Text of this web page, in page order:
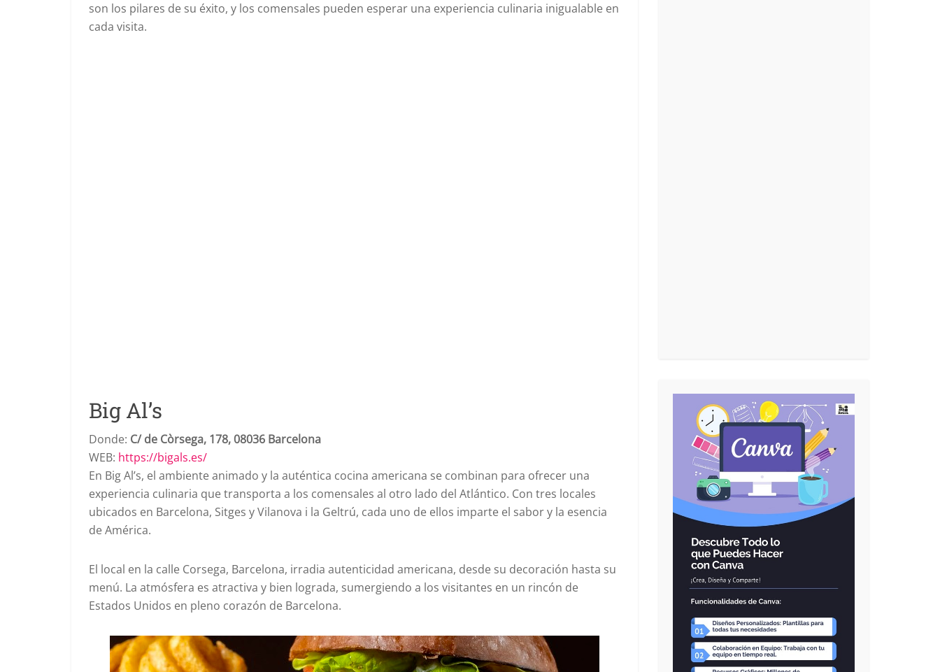
son los pilares de su éxito, y los comensales pueden esperar una experiencia culinaria inigualable en
cada visita.
Big Al’s
Donde: C/ de Còrsega, 178, 08036 Barcelona
WEB: https://bigals.es/
En Big Al’s, el ambiente animado y la auténtica cocina americana se combinan para ofrecer una
experiencia culinaria que transporta a los comensales al otro lado del Atlántico. Con tres locales
ubicados en Barcelona, Sitges y Vilanova i la Geltrú, cada uno de ellos imparte el sabor y la esencia
de América.
El local en la calle Corsega, Barcelona, irradia autenticidad americana, desde su decoración hasta su
menú. La atmósfera es atractiva y bien lograda, sumergiendo a los visitantes en un rincón de
Estados Unidos en pleno corazón de Barcelona.